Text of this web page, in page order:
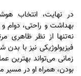
در نهایت، انتخاب
بهداشت و راحتی،
نه‌تنها از نظر
فیزیولوژیکی نیز با
زمانی می‌تواند بهترین
بودن، همراه او در مسیر